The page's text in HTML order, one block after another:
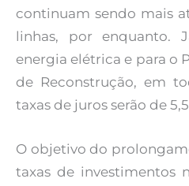
continuam sendo mais
linhas, por enquanto.
energia elétrica e para o
de Reconstrução, em
taxas de juros serão de
O objetivo do
taxas de investimentos